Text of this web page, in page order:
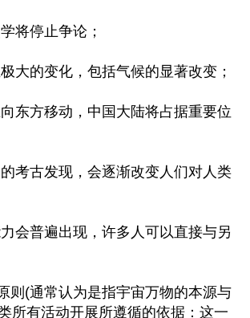
将停止争论；
大的变化，包括气候的显著改变；
东方移动，中国大陆将占据重要位
考古发现，会逐渐改变人们对人类
会普遍出现，许多人可以直接与另
则(通常认为是指宇宙万物的本源与
所有活动开展所遵循的依据：这一